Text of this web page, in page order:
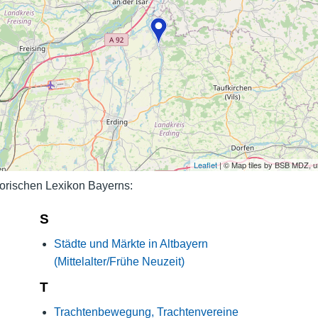
Nutzungshinweise
Leaflet| © Map tiles by BSB MDZ,
Lexikon Bayerns:
S
Städte und Märkte in Altbayern
(Mittelalter/Frühe Neuzeit)
T
Trachtenbewegung, Trachtenvereine